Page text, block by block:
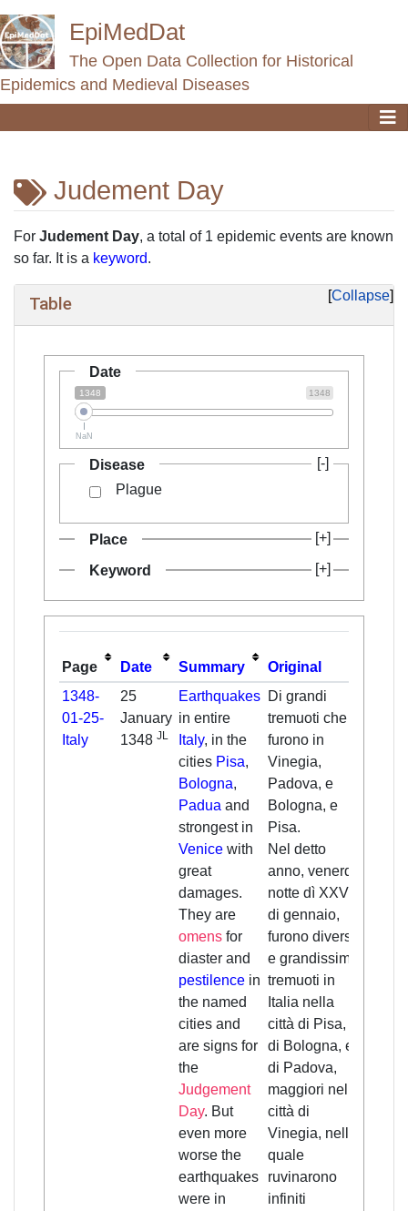
EpiMedDat
The Open Data Collection for Historical
Epidemics and Medieval Diseases
Judement Day
Jump to:navigation, search
For Judement Day, a total of 1 epidemic events are known
so far. It is a keyword.
Collapse
Table
Date
1348
1348
NaN
Disease
Plague
Place
Keyword
Page Date Summary Original
1348-
01-25-
Italy
25
January
1348JL
Earthquakes
in entire
Italy, in the
cities Pisa,
Bologna,
Padua and
strongest in
Venice with
great
damages.
They are
omens for
diaster and
pestilence in
the named
cities and
are signs for
the
Judgement
Day. But
even more
worse the
earthquakes
were in
Di grandi
tremuoti che
furono in
Vinegia,
Padova, e
Bologna, e
Pisa.
Nel detto
anno, venerdì
notte dì XXV
di gennaio,
furono diversi
e grandissimi
tremuoti in
Italia nella
città di Pisa, e
di Bologna, e
di Padova,
maggiori nella
città di
Vinegia, nella
quale
ruvinarono
infiniti